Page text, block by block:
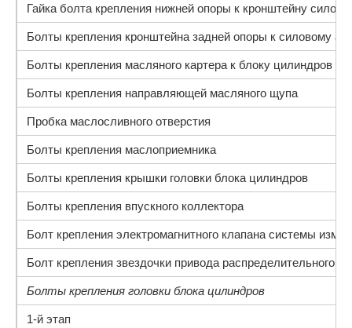
Гайка болта крепления нижней опоры к кронштейну
Болты крепления кронштейна задней опоры к силовому
Болты крепления масляного картера к блоку цилиндров
Болты крепления направляющей масляного щупа
Пробка маслосливного отверстия
Болты крепления маслоприемника
Болты крепления крышки головки блока цилиндров
Болты крепления впускного коллектора
Болт крепления электромагнитного клапана системы
Болт крепления звездочки привода распределительного
Болты крепления головки блока цилиндров
1-й этап